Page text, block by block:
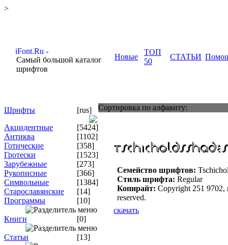
>
Самый большой каталог
шрифтов
Новые
ТОП
50
СТАТЬИ
Шрифты
[rus]
Акцидентные
[5424]
Антиква
[1102]
Готические
[358]
Гротески
[1523]
Зарубежные
[273]
Рукописные
[366]
Символьные
[1384]
Старославянские
[14]
Программы
[10]
Книги [0]
Статьи [13]
Сортировка по алфавиту:
Семейство шрифтов:
Стиль шрифта: Regular
Копирайт: Copyright 251 9702,
reserved.
скачать